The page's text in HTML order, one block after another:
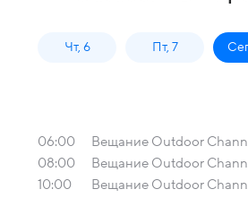
Чт, 6 Пт, 7
06:00
Вещание Outdoor
08:00
Вещание Outdoor
10:00
Вещание Outdoor